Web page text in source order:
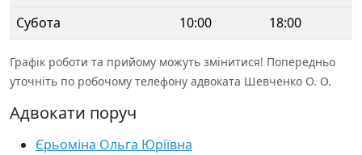
Субота
10:00 18:00
Графік роботи та прийому можуть змінитися! Попередньо
уточніть по робочому телефону адвоката Шевченко О. О.
Адвокати поруч
Єрьоміна Ольга Юріївна